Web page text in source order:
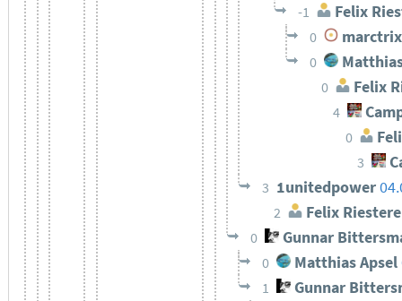
-1 Felix
0 marctrix
0
0 Felix
4
0
3
3 1unitedpower
2 Felix
0 Gunnar
0 Matthias Apsel
1 Gunnar